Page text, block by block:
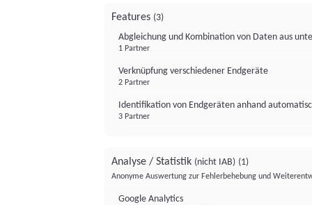
Features (3)
Abgleichung und Kombination von Daten aus
1 Partner
Verknüpfung verschiedener Endgeräte
2 Partner
Identifikation von Endgeräten anhand
3 Partner
Analyse / Statistik (nicht IAB) (1)
Anonyme Auswertung zur Fehlerbehebung und
Google Analytics